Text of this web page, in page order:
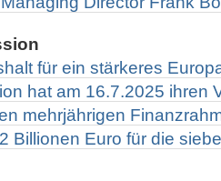
für ein stärkeres
hat am 16.7.2025 ihren
mehrjährigen
Billionen Euro für die